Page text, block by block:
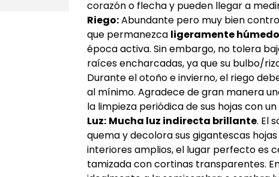
corazón o flecha y pueden llegar a
Riego:Abundante pero muy bien
que permanezca ligeramente
época activa. Sin embargo, no tolera
raíces encharcadas, ya que su bulbo/
Durante el otoño e invierno, el riego
al mínimo. Agradece de gran manera
la limpieza periódica de sus hojas con
Luz: Mucha luz indirecta brillante. El
quema y decolora sus gigantescas
interiores amplios, el lugar perfecto es
tamizada con cortinas transparentes.